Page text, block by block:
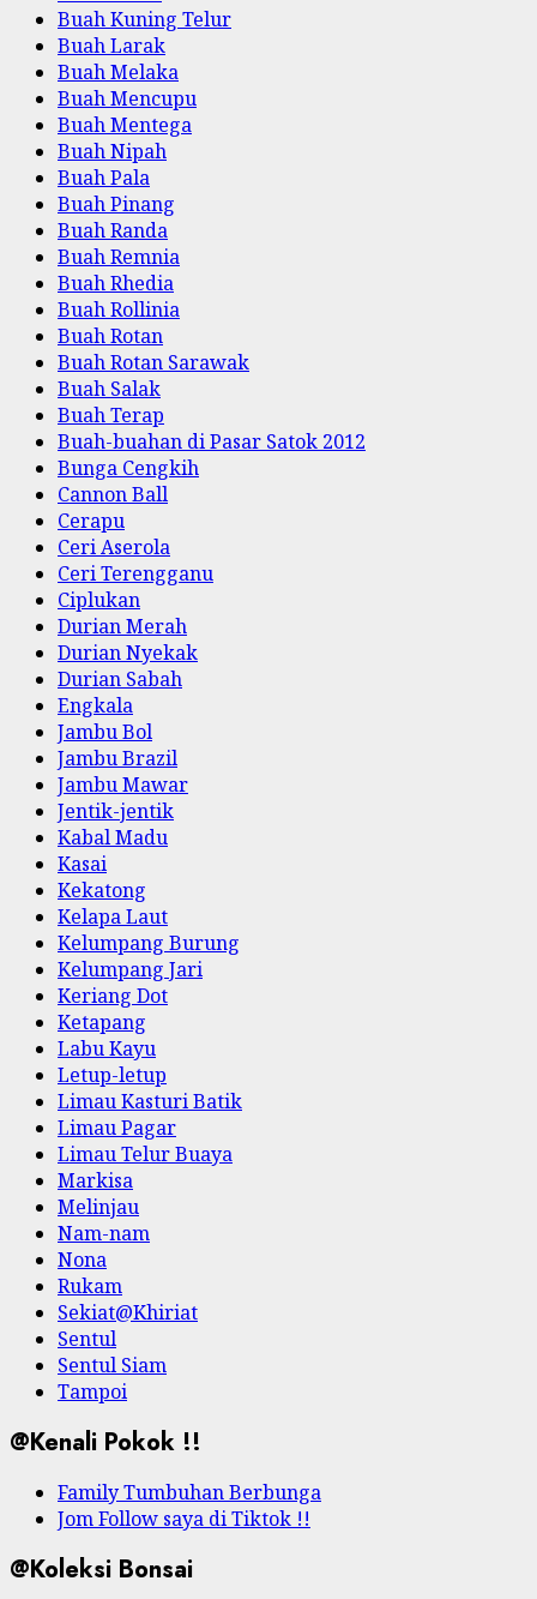
Buah Kuning Telur
Buah Larak
Buah Melaka
Buah Mencupu
Buah Mentega
Buah Nipah
Buah Pala
Buah Pinang
Buah Randa
Buah Remnia
Buah Rhedia
Buah Rollinia
Buah Rotan
Buah Rotan Sarawak
Buah Salak
Buah Terap
Buah-buahan di Pasar Satok 2012
Bunga Cengkih
Cannon Ball
Cerapu
Ceri Aserola
Ceri Terengganu
Ciplukan
Durian Merah
Durian Nyekak
Durian Sabah
Engkala
Jambu Bol
Jambu Brazil
Jambu Mawar
Jentik-jentik
Kabal Madu
Kasai
Kekatong
Kelapa Laut
Kelumpang Burung
Kelumpang Jari
Keriang Dot
Ketapang
Labu Kayu
Letup-letup
Limau Kasturi Batik
Limau Pagar
Limau Telur Buaya
Markisa
Melinjau
Nam-nam
Nona
Rukam
Sekiat@Khiriat
Sentul
Sentul Siam
Tampoi
@Kenali Pokok !!
Family Tumbuhan Berbunga
Jom Follow saya di Tiktok !!
@Koleksi Bonsai